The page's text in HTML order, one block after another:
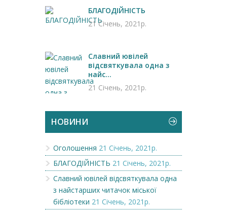
БЛАГОДІЙНІСТЬ
21 Січень, 2021р.
Славний ювілей
відсвяткувала одна з
найс...
21 Січень, 2021р.
НОВИНИ
Оголошення 21 Січень, 2021р.
БЛАГОДІЙНІСТЬ 21 Січень, 2021р.
Славний ювілей відсвяткувала одна
з найстарших читачок міської
бібліотеки 21 Січень, 2021р.